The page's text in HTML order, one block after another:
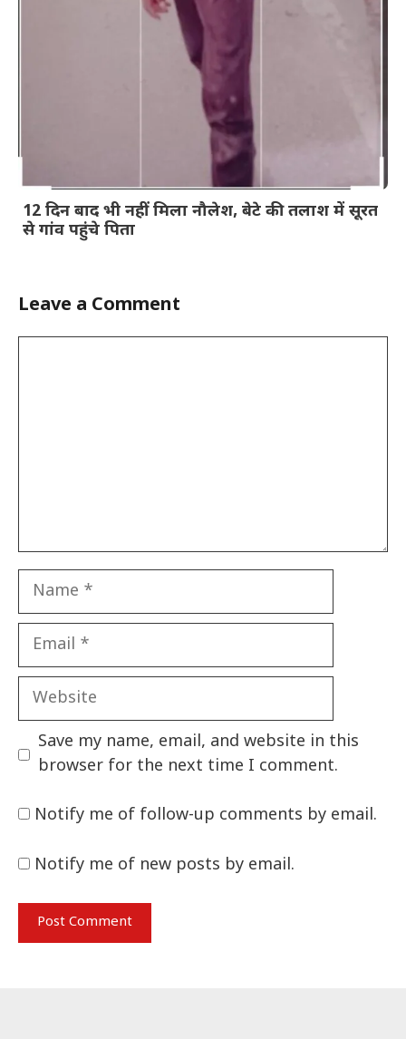
12 दिन बाद भी नहीं मिला नौलेश, बेटे की तलाश में सूरत
से गांव पहुंचे पिता
Leave a Comment
Name
Email
Website
Save my name, email, and website in this
browser for the next time I comment.
Notify me of follow-up comments by email.
Notify me of new posts by email.